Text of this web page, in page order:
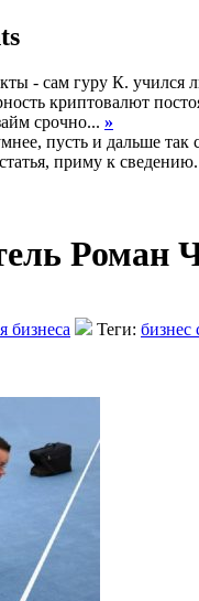
- сам гуру К. учился
криптовалют
срочно... »
пусть и дальше так
приму к
Роман
бизнеса Теги: бизнес